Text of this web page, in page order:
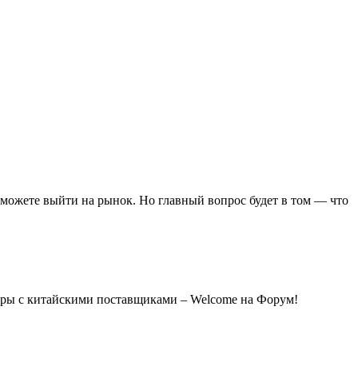
выйти на рынок. Но главный вопрос будет в том — что
с китайскими поставщиками – Welcome на Форум!